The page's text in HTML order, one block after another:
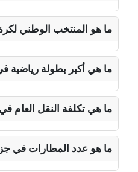
ما هو المنتخب الوطني
ما هي أكبر بطولة رياضية
ما هي تكلفة النقل العام في
ما هو عدد المطارات في جزر